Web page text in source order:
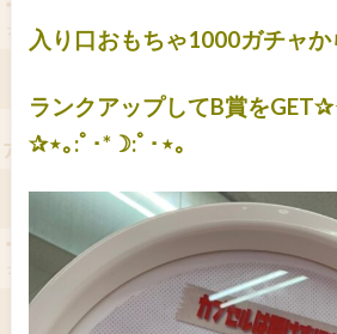
入り口おもちゃ1000ガチャか
ランクアップしてB賞を
✰⋆｡:ﾟ･*☽:ﾟ･⋆｡